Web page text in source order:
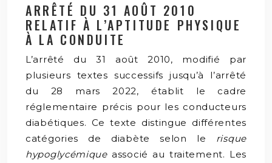
ARRÊTÉ DU 31 AOÛT 2010
RELATIF À L’APTITUDE PHYSIQUE
À LA CONDUITE
L’arrêté du 31 août 2010, modifié par
plusieurs textes successifs jusqu’à l’arrêté
du 28 mars 2022, établit le cadre
réglementaire précis pour les conducteurs
diabétiques. Ce texte distingue différentes
catégories de diabète selon le risque
hypoglycémiqueassocié au traitement. Les